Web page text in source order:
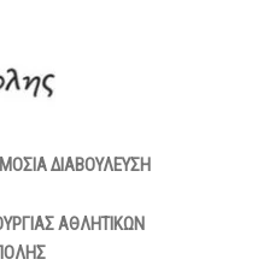
ΔΙΑΒΟΥΛΕΥΣΗ
ΑΘΛΗΤΙΚΩΝ